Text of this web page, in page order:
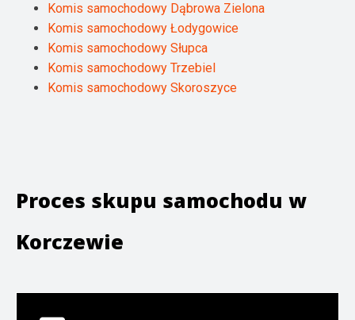
Komis samochodowy Dąbrowa Zielona
Komis samochodowy Łodygowice
Komis samochodowy Słupca
Komis samochodowy Trzebiel
Komis samochodowy Skoroszyce
Proces skupu samochodu w
Korczewie